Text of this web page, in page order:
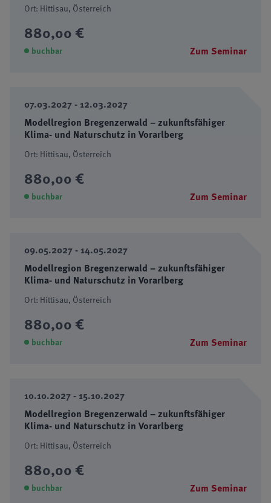
Ort: Hittisau, Österreich
880,00 €
buchbar Zum Seminar
07.03.2027 - 12.03.2027
Modellregion Bregenzerwald – zukunftsfähiger
Klima- und Naturschutz in Vorarlberg
Ort: Hittisau, Österreich
880,00 €
buchbar Zum Seminar
09.05.2027 - 14.05.2027
Modellregion Bregenzerwald – zukunftsfähiger
Klima- und Naturschutz in Vorarlberg
Ort: Hittisau, Österreich
880,00 €
buchbar Zum Seminar
10.10.2027 - 15.10.2027
Modellregion Bregenzerwald – zukunftsfähiger
Klima- und Naturschutz in Vorarlberg
Ort: Hittisau, Österreich
880,00 €
buchbar Zum Seminar